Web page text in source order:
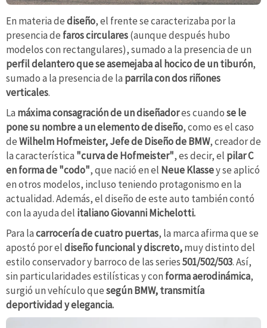
En materia dediseño, el frente se caracterizaba por la
presencia de faros circulares(aunque después hubo
modelos con rectangulares), sumado a la presencia de un
perfil delantero que se asemejaba alhocico de un tiburón,
sumado a la presencia de la parrila con dos riñones
verticales.
La máxima consagración de un diseñadores cuandose le
pone su nombre a un elemento de diseño, como es el caso
deWilhelm Hofmeister, Jefe de Diseño de BMW, creador de
la característica "curva de Hofmeister", es decir, el pilar C
en forma de "codo", que nació en el Neue Klassey se aplicó
en otros modelos, incluso teniendo protagonismo en la
actualidad.Además, el diseño de este auto también contó
con la ayuda del italiano Giovanni Michelotti.
Para lacarrocería de cuatro puertas, la marca afirma que se
apostó por eldiseño funcional y discreto,muy distinto del
estilo conservador y barroco de las series501/502/503. Así,
sin particularidades estilísticas y con forma aerodinámica,
surgió un vehículo quesegún BMW, transmitía
deportividad y elegancia.